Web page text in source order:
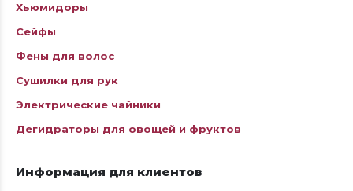
Хьюмидоры
Сейфы
Фены для волос
Сушилки для рук
Электрические чайники
Дегидраторы для овощей и фруктов
Информация для клиентов